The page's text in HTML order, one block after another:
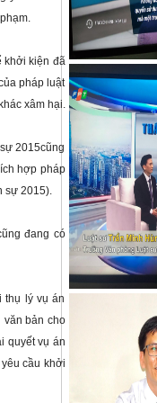
khởi kiện đã
pháp luật
xâm hại.
2015cũng
hợp pháp
sự 2015).
đang có
thụ lý vụ án
văn bản cho
quyết vụ án
cầu khởi